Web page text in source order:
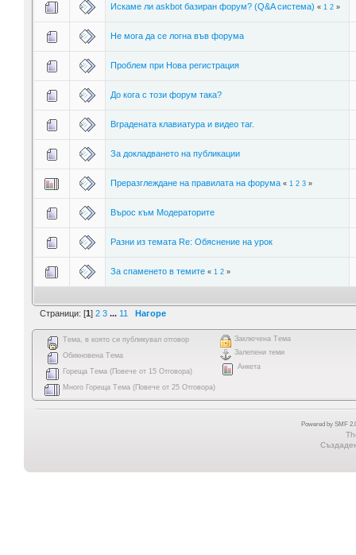
Искаме ли askbot базиран форум? (Q&A система) « 1 2»
Не мога да се логна във форума
Проблем при Нова регистрация
До кога с този форум така?
Вградената клавиатура и видео таг.
За докладването на публикации
Преразглеждане на правилата на форума « 1 2 3»
Върос към Модераторите
Разни из темата Re: Обяснение на урок
За спаменето в темите « 1 2»
Страници: [1] 2 3 ... 11 Нагоре
Тема, в която си публикувал отговор
Обикновена Тема
Гореща Тема (Повече от 15 Отговора)
Много Гореща Тема (Повече от 25 Отговора)
Заключена Тема
Залепени теми
Анкета
Powered by SMF